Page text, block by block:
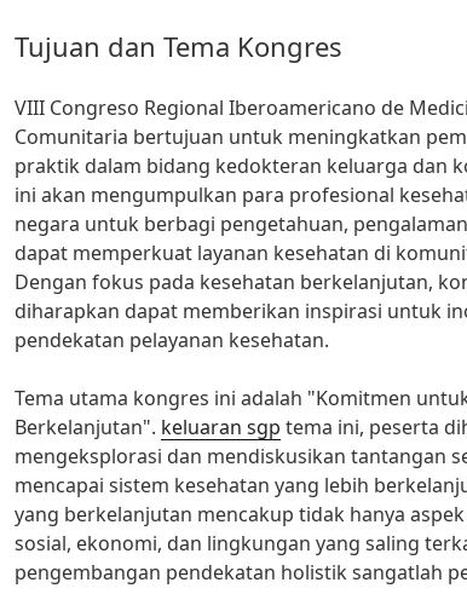
Tujuan dan Tema Kongres
VIII Congreso Regional Iberoamericano de
Comunitaria bertujuan untuk meningkatkan
praktik dalam bidang kedokteran keluarga dan
ini akan mengumpulkan para profesional
negara untuk berbagi pengetahuan,
dapat memperkuat layanan kesehatan di
Dengan fokus pada kesehatan berkelanjutan,
diharapkan dapat memberikan inspirasi untuk
pendekatan pelayanan kesehatan.
Tema utama kongres ini adalah "Komitmen
Berkelanjutan". keluaran sgp tema ini, peserta
mengeksplorasi dan mendiskusikan tantangan
mencapai sistem kesehatan yang lebih
yang berkelanjutan mencakup tidak hanya
sosial, ekonomi, dan lingkungan yang saling
pengembangan pendekatan holistik sangatlah